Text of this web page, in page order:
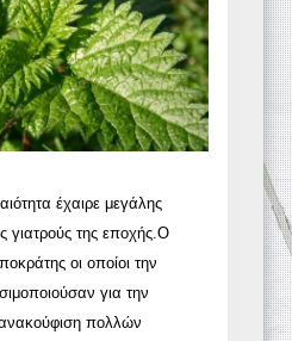
έχαιρε μεγάλης
γιατρούς της εποχής.Ο
οι οποίοι την
για την
πολλών